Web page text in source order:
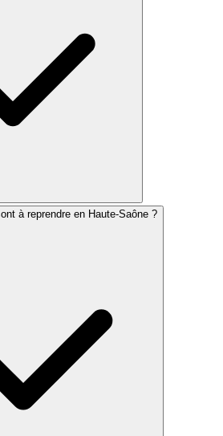
à reprendre en Haute-Saône ?